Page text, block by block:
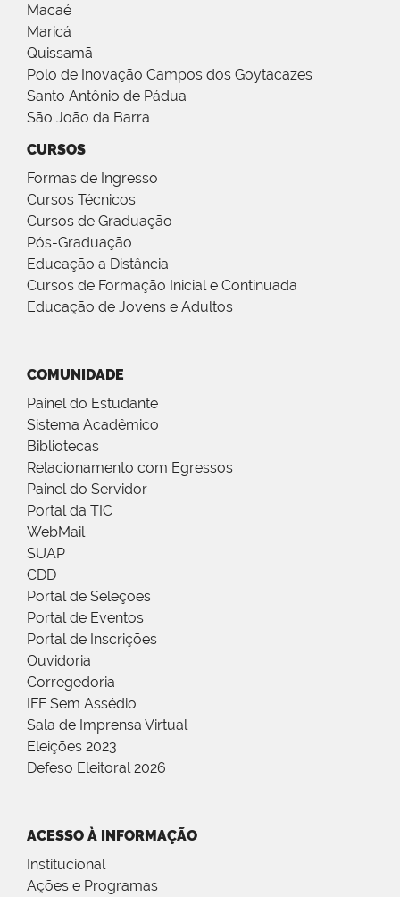
Macaé
Maricá
Quissamã
Polo de Inovação Campos dos Goytacazes
Santo Antônio de Pádua
São João da Barra
CURSOS
Formas de Ingresso
Cursos Técnicos
Cursos de Graduação
Pós-Graduação
Educação a Distância
Cursos de Formação Inicial e Continuada
Educação de Jovens e Adultos
COMUNIDADE
Painel do Estudante
Sistema Acadêmico
Bibliotecas
Relacionamento com Egressos
Painel do Servidor
Portal da TIC
WebMail
SUAP
CDD
Portal de Seleções
Portal de Eventos
Portal de Inscrições
Ouvidoria
Corregedoria
IFF Sem Assédio
Sala de Imprensa Virtual
Eleições 2023
Defeso Eleitoral 2026
ACESSO À INFORMAÇÃO
Institucional
Ações e Programas